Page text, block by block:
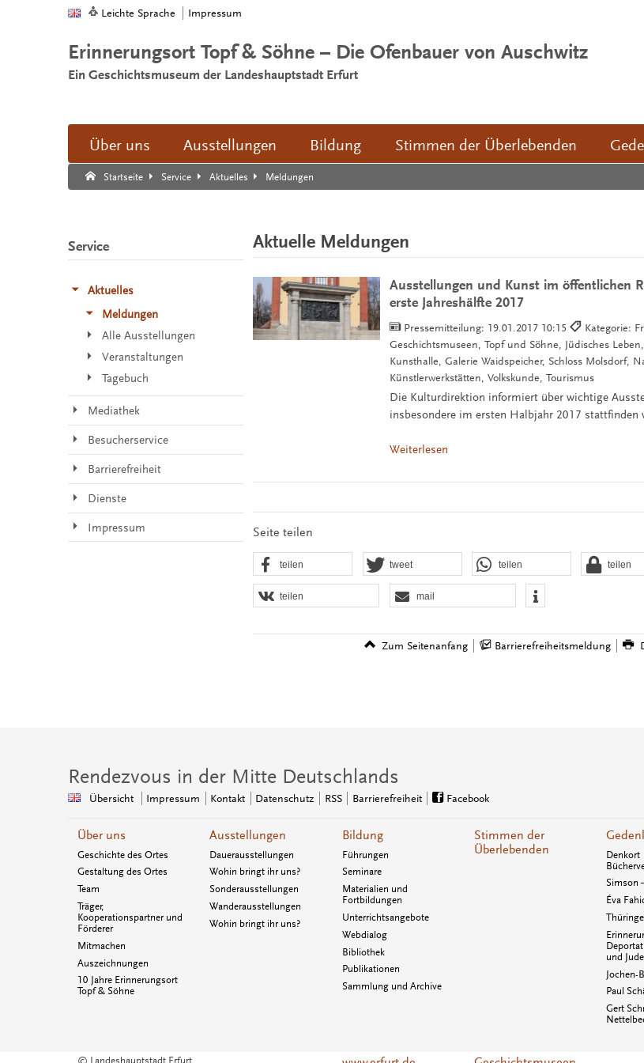
Leichte Sprache Impressum
Erinnerungsort Topf & Söhne – Die Ofenbauer von Auschwitz
Ein Geschichtsmuseum der Landeshauptstadt Erfurt
Über uns Ausstellungen Bildung Stimmen der Überlebenden
Startseite Service Aktuelles Meldungen
Suche:
Suche Ende.
Aktuelle Meldungen
Ausstellungen und Kunst im öffentlichen
erste Jahreshälfte 2017
Pressemitteilung: 19.01.2017 10:15
Kategorie:
Geschichtsmuseen, Topf und Söhne, Jüdisches
Kunsthalle, Galerie Waidspeicher, Schloss Molsdorf,
Künstlerwerkstätten, Volkskunde, Tourismus
Die Kulturdirektion informiert über wichtige
insbesondere im ersten Halbjahr 2017 stattfinden
Weiterlesen
Seite teilen
teilen tweet teilen teilen
teilen mail
Zum Seitenanfang Barrierefreiheitsmeldung
Service
Aktuelles
Meldungen
Alle Ausstellungen
Veranstaltungen
Tagebuch
Mediathek
Besucherservice
Barrierefreiheit
Dienste
Impressum
Rendezvous in der Mitte Deutschlands
Übersicht Impressum Kontakt Datenschutz RSS Barrierefreiheit Facebook
Über uns
Geschichte des Ortes
Gestaltung des Ortes
Team
Träger,
Kooperationspartner und
Förderer
Mitmachen
Auszeichnungen
10 Jahre Erinnerungsort
Topf & Söhne
Ausstellungen
Dauerausstellungen
Wohin bringt ihr uns?
Sonderausstellungen
Wanderausstellungen
Wohin bringt ihr uns?
Bildung
Führungen
Seminare
Materialien und
Fortbildungen
Unterrichtsangebote
Webdialog
Bibliothek
Publikationen
Sammlung und Archive
Stimmen der
Überlebenden
Denkort
Simson
Éva
und
Jochen-
Paul
Gert